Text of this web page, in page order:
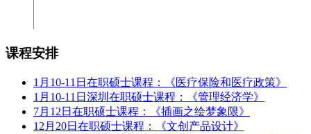
课程安排
1月10-11日在职硕士课程：《医疗保险和医疗政策》
1月10-11日深圳在职硕士课程：《管理经济学》
7月12日在职硕士课程：《插画之绘梦象限》
12月20日在职硕士课程：《文创产品设计》